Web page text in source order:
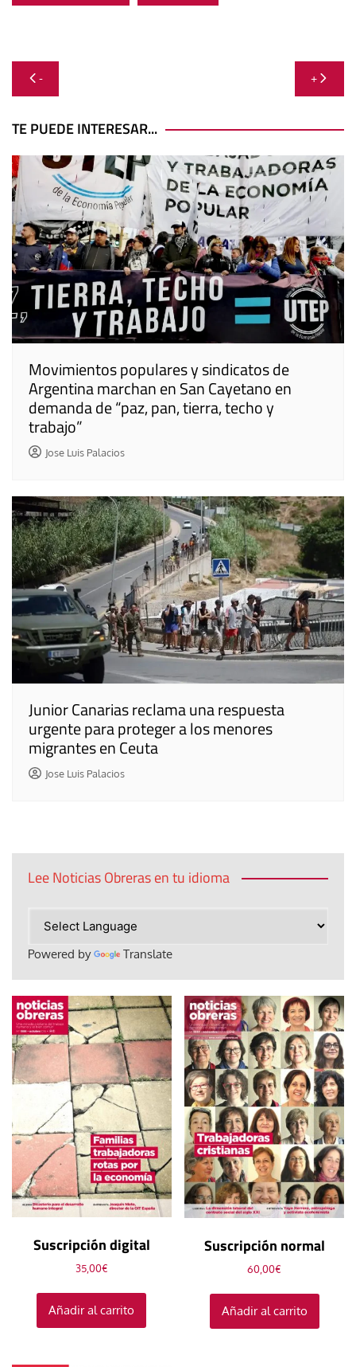
Navegación
de
entradas
- +
TE PUEDE INTERESAR...
Movimientos populares y sindicatos de
Argentina marchan en San Cayetano en
demanda de “paz, pan, tierra, techo y
trabajo”
Jose Luis Palacios
Junior Canarias reclama una respuesta
urgente para proteger a los menores
migrantes en Ceuta
Jose Luis Palacios
Lee Noticias Obreras en tu idioma
Powered by Translate
Suscripción digital
35,00€
Añadir al carrito
Suscripción normal
60,00€
Añadir al carrito